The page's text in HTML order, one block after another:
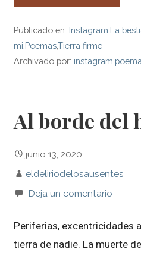
Publicado en: Instagram La
mi Poemas,Tierra firme
Archivado por: instagram
Al borde del
junio 13, 2020
eldeliriodelosausentes
Deja un comentario
Periferias, excentricidades
tierra de nadie. La muerte